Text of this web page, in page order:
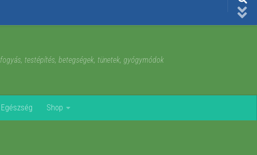
testépítés, betegségek, tünetek, gyógymódok
Egészség Shop